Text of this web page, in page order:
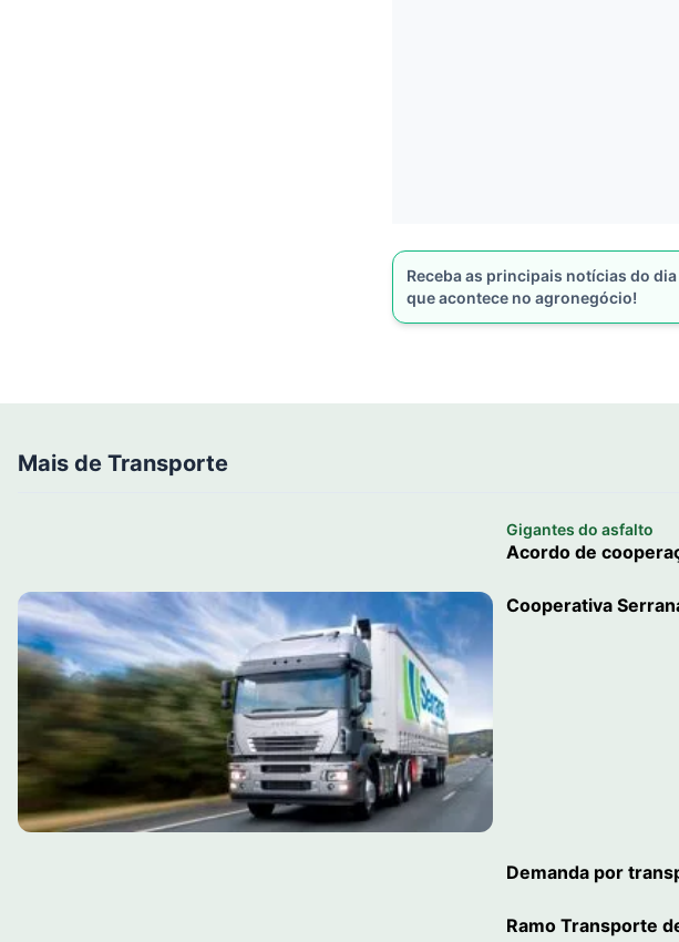
Receba as principais notícias do
que acontece no agronegócio!
Mais de Transporte
Gigantes do asfalto
Acordo de
Cooperativa
Demanda por
Ramo Transporte